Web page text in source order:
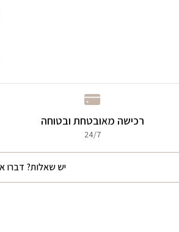
רכישה מאובטחת ובטוחה
24/7
יש שאלות? דברו